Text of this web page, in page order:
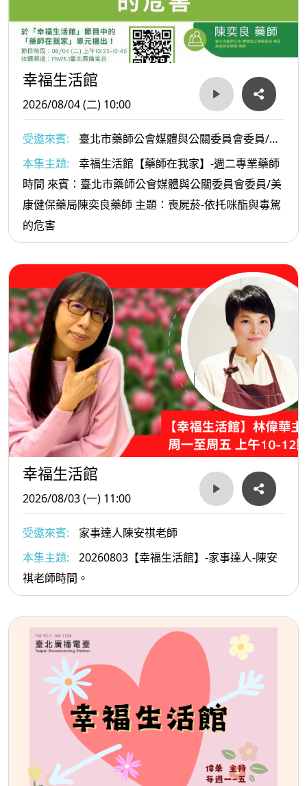
幸福生活館
2026/08/04 (二) 10:00
受邀來賓:
臺北市藥師公會媒體與公關委員會委員/美
康健保藥局陳奕良藥師
本集主題:
幸福生活館【藥師在我家】-週二專業藥師
時間 來賓：臺北市藥師公會媒體與公關委員會委員/美
康健保藥局陳奕良藥師 主題：喪屍菸-依托咪酯與毒駕
的危害
幸福生活館
2026/08/03 (一) 11:00
受邀來賓:
家事達人陳安祺老師
本集主題:
20260803【幸福生活館】-家事達人-陳安
祺老師時間。